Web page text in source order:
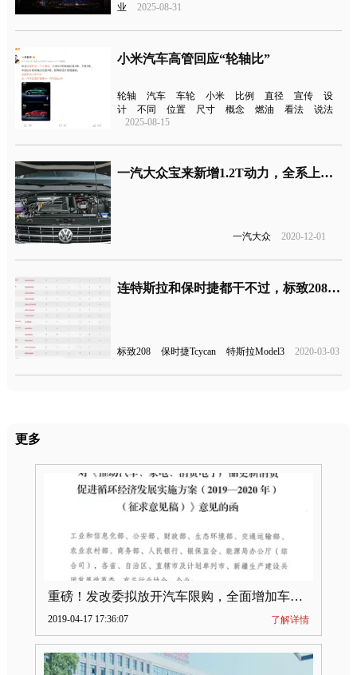
业
2025-08-31
小米汽车高管回应“轮轴比”
轮轴 汽车 车轮 小米 比例 直径 宣传
设
计
不同 位置 尺寸 概念 燃油 看法
说法
2025-08-15
一汽大众宝来新增1.2T动力，全系上调1千元
一汽大众 2020-12-01
连特斯拉和保时捷都干不过，标致208获得2020年度汽车大奖
标致208 保时捷Tcycan 特斯拉Model3 2020-03-03
更多
重磅！发改委拟放开汽车限购，全面增加车牌指标
2019-04-17 17:36:07 了解详情